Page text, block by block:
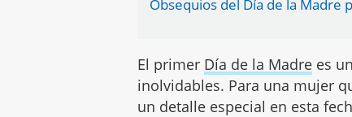
Obsequios del Día de la Madre
El primer Día de la Madre es
inolvidables. Para una mujer
un detalle especial en esta